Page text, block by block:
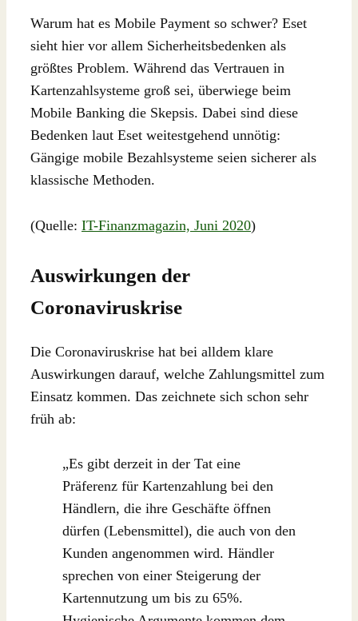
Warum hat es Mobile Payment so schwer? Eset
sieht hier vor allem Sicherheitsbedenken als
größtes Problem. Während das Vertrauen in
Kartenzahlsysteme groß sei, überwiege beim
Mobile Banking die Skepsis. Dabei sind diese
Bedenken laut Eset weitestgehend unnötig:
Gängige mobile Bezahlsysteme seien sicherer als
klassische Methoden.
(Quelle: IT-Finanzmagazin, Juni 2020)
Auswirkungen der
Coronaviruskrise
Die Coronaviruskrise hat bei alldem klare
Auswirkungen darauf, welche Zahlungsmittel zum
Einsatz kommen. Das zeichnete sich schon sehr
früh ab:
„Es gibt derzeit in der Tat eine
Präferenz für Kartenzahlung bei den
Händlern, die ihre Geschäfte öffnen
dürfen (Lebensmittel), die auch von den
Kunden angenommen wird. Händler
sprechen von einer Steigerung der
Kartennutzung um bis zu 65%.